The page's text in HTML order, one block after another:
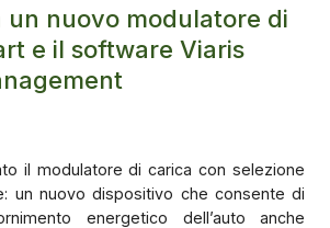
un nuovo modulatore di
e il software Viaris
il modulatore di carica con selezione
un nuovo dispositivo che consente di
energetico dell’auto anche